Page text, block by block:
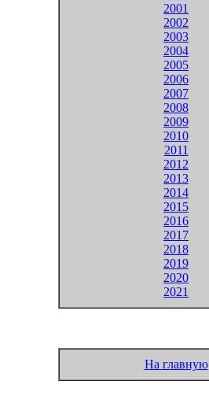
2001
2002
2003
2004
2005
2006
2007
2008
2009
2010
2011
2012
2013
2014
2015
2016
2017
2018
2019
2020
2021
На главную